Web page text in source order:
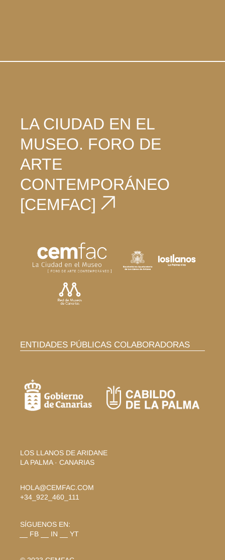
LA CIUDAD EN EL
MUSEO. FORO DE
ARTE
CONTEMPORÁNEO
[CEMFAC]
ENTIDADES PÚBLICAS COLABORADORAS
LOS LLANOS DE ARIDANE
LA PALMA · CANARIAS
HOLA@CEMFAC.COM
+34_922_460_111
SÍGUENOS EN:
FB
IN YT